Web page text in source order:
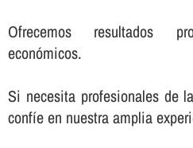
Ofrecemos resultados
económicos.
Si necesita profesionales de
confí­e en nuestra amplia